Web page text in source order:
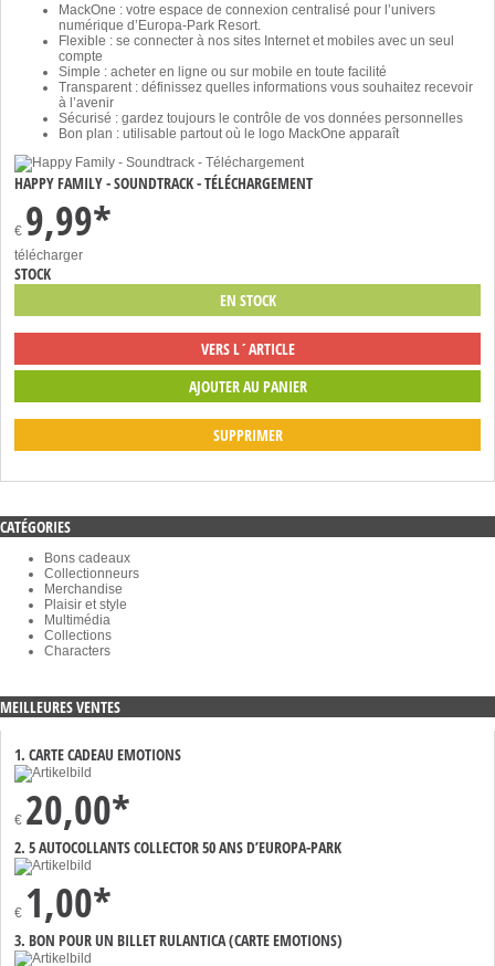
MackOne : votre espace de connexion centralisé pour l’univers
numérique d’Europa-Park Resort.
Flexible : se connecter à nos sites Internet et mobiles avec un seul
compte
Simple : acheter en ligne ou sur mobile en toute facilité
Transparent : définissez quelles informations vous souhaitez recevoir
à l’avenir
Sécurisé : gardez toujours le contrôle de vos données personnelles
Bon plan : utilisable partout où le logo MackOne apparaît
HAPPY FAMILY - SOUNDTRACK - TÉLÉCHARGEMENT
€ 9,99*
télécharger
STOCK
EN STOCK
VERS L´ARTICLE
SUPPRIMER
CATÉGORIES
Bons cadeaux
Collectionneurs
Merchandise
Plaisir et style
Multimédia
Collections
Characters
MEILLEURES VENTES
1. CARTE CADEAU EMOTIONS
€ 20,00*
2. 5 AUTOCOLLANTS COLLECTOR 50 ANS D’EUROPA-PARK
€ 1,00*
3. BON POUR UN BILLET RULANTICA (CARTE EMOTIONS)